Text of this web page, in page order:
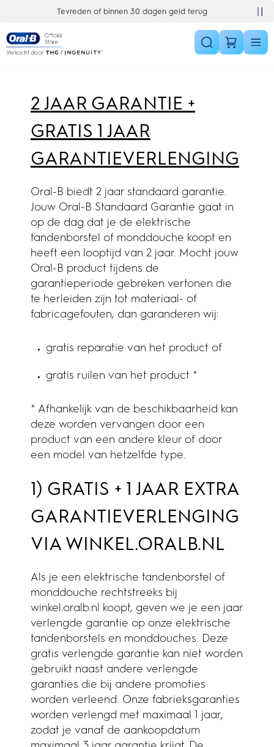
of binnen 30 dagen geld terug
2 JAAR GARANTIE +
GRATIS 1 JAAR
GARANTIEVERLENGING
Oral-B biedt 2 jaar standaard garantie.
Jouw Oral-B Standaard Garantie gaat in
op de dag dat je de elektrische
tandenborstel of monddouche koopt en
heeft een looptijd van 2 jaar. Mocht jouw
Oral-B product tijdens de
garantieperiode gebreken vertonen die
te herleiden zijn tot materiaal- of
fabricagefouten, dan garanderen wij:
gratis reparatie van het product of
gratis ruilen van het product *
* Afhankelijk van de beschikbaarheid kan
deze worden vervangen door een
product van een andere kleur of door
een model van hetzelfde type.
1) GRATIS + 1 JAAR EXTRA
GARANTIEVERLENGING
VIA WINKEL.ORALB.NL
Als je een elektrische tandenborstel of
monddouche rechtstreeks bij
winkel.oralb.nl koopt, geven we je een jaar
verlengde garantie op onze elektrische
tandenborstels en monddouches. Deze
gratis verlengde garantie kan niet worden
gebruikt naast andere verlengde
garanties die bij andere promoties
worden verleend. Onze fabrieksgaranties
worden verlengd met maximaal 1 jaar,
zodat je vanaf de aankoopdatum